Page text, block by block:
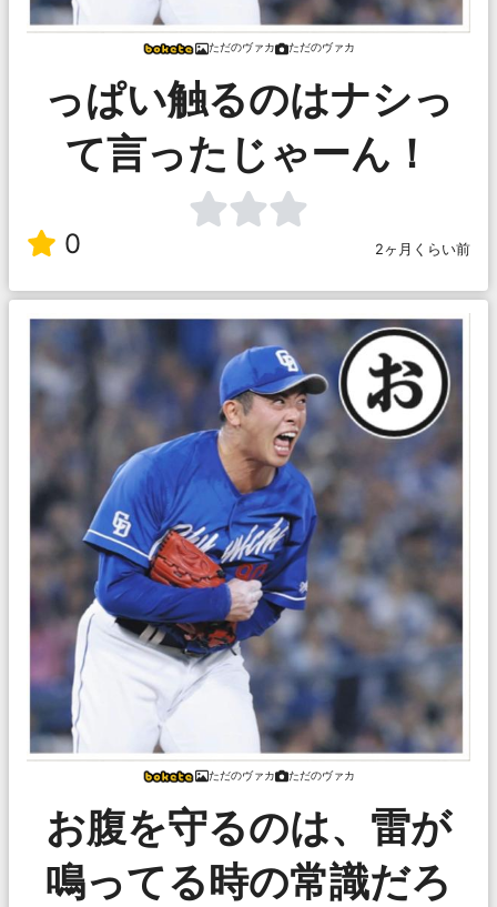
ただのヴァカ ただのヴァカ
っぱい触るのはナシっ
て言ったじゃーん！
0 2ヶ月くらい前
ただのヴァカ ただのヴァカ
お腹を守るのは、雷が
鳴ってる時の常識だろ